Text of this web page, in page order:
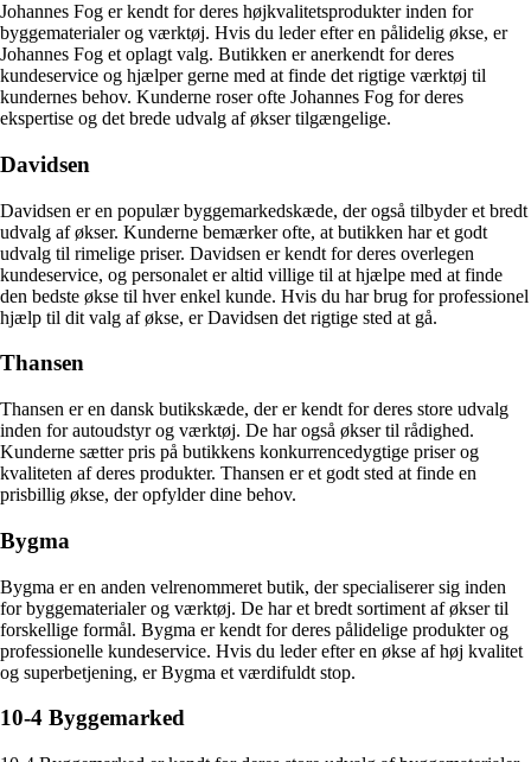
Johannes Fog er kendt for deres højkvalitetsprodukter inden for
byggematerialer og værktøj. Hvis du leder efter en pålidelig økse, er
Johannes Fog et oplagt valg. Butikken er anerkendt for deres
kundeservice og hjælper gerne med at finde det rigtige værktøj til
kundernes behov. Kunderne roser ofte Johannes Fog for deres
ekspertise og det brede udvalg af økser tilgængelige.
Davidsen
Davidsen er en populær byggemarkedskæde, der også tilbyder et bredt
udvalg af økser. Kunderne bemærker ofte, at butikken har et godt
udvalg til rimelige priser. Davidsen er kendt for deres overlegen
kundeservice, og personalet er altid villige til at hjælpe med at finde
den bedste økse til hver enkel kunde. Hvis du har brug for professionel
hjælp til dit valg af økse, er Davidsen det rigtige sted at gå.
Thansen
Thansen er en dansk butikskæde, der er kendt for deres store udvalg
inden for autoudstyr og værktøj. De har også økser til rådighed.
Kunderne sætter pris på butikkens konkurrencedygtige priser og
kvaliteten af deres produkter. Thansen er et godt sted at finde en
prisbillig økse, der opfylder dine behov.
Bygma
Bygma er en anden velrenommeret butik, der specialiserer sig inden
for byggematerialer og værktøj. De har et bredt sortiment af økser til
forskellige formål. Bygma er kendt for deres pålidelige produkter og
professionelle kundeservice. Hvis du leder efter en økse af høj kvalitet
og superbetjening, er Bygma et værdifuldt stop.
10-4 Byggemarked